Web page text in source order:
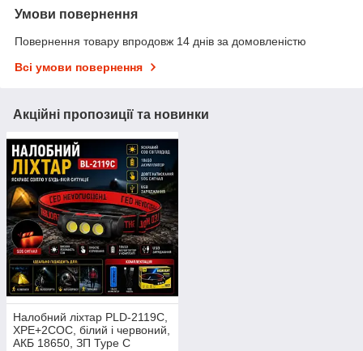
Умови повернення
Повернення товару впродовж 14 днів за домовленістю
Всі умови повернення
Акційні пропозиції та новинки
Налобний ліхтар PLD-2119C,
XPE+2COC, білий і червоний,
АКБ 18650, ЗП Type C